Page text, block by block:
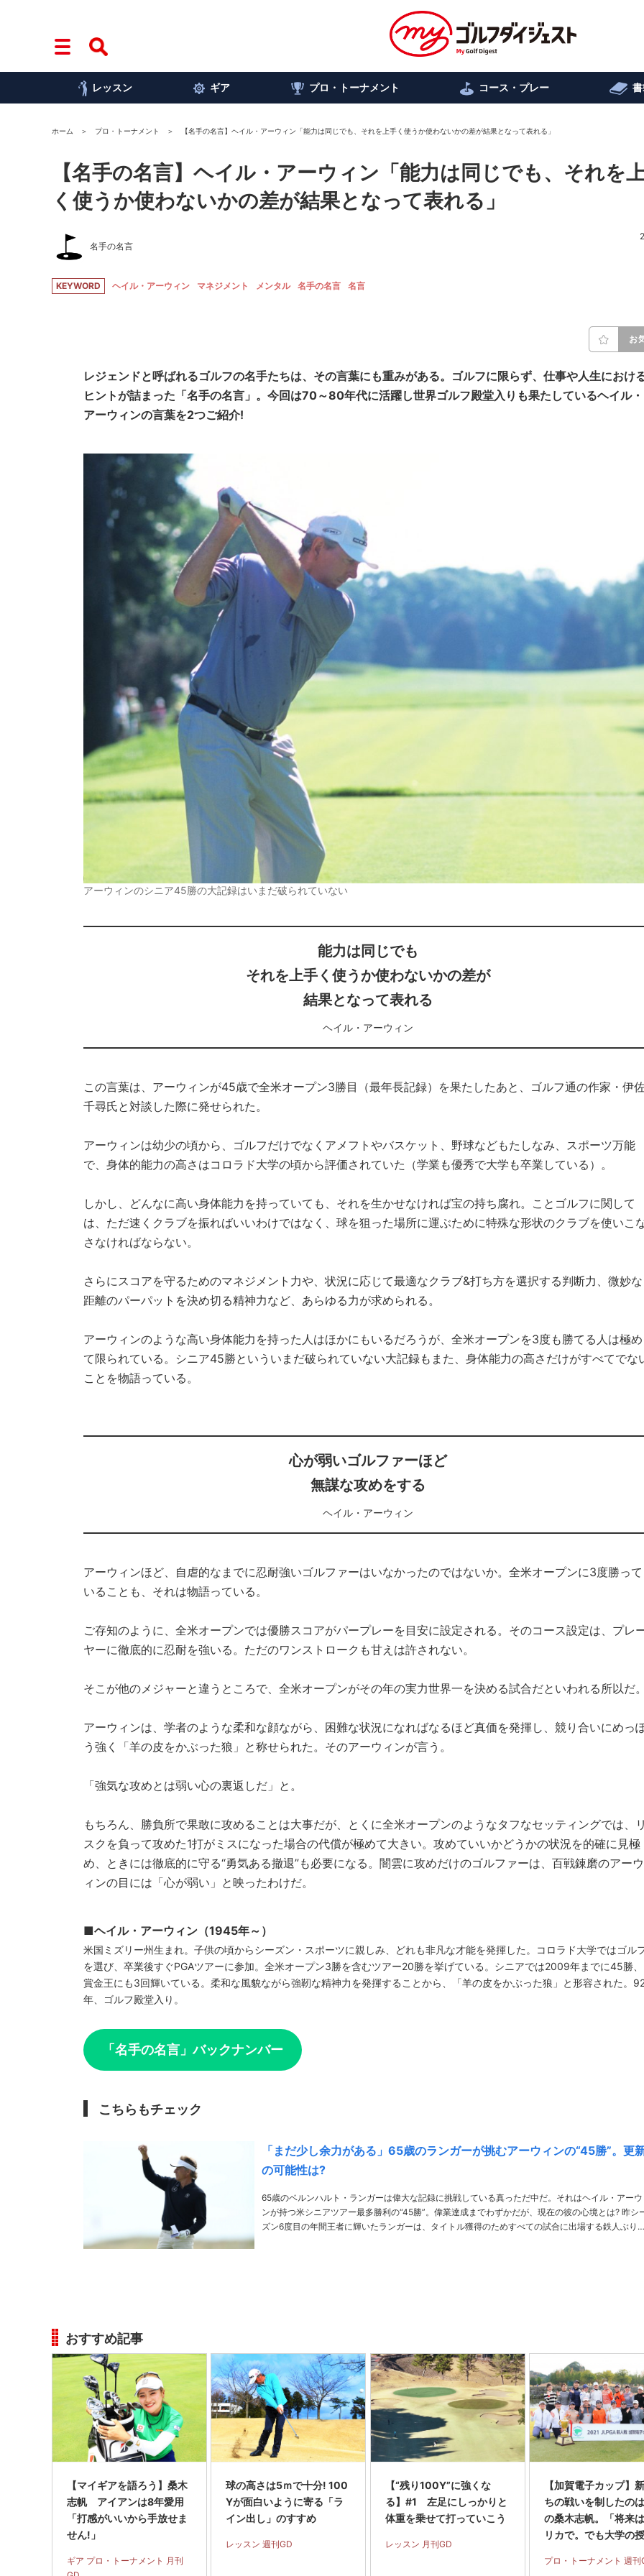
レッスン ギア プロ・トーナメント コース・プレー
ホーム プロ・トーナメント 【名手の名言】ヘイル・アーウィン「能力は同じでも、それを上手く使うか使わないかの差が結果となって表れる」
【名手の名言】ヘイル・アーウィン「能力は同じでも、それを
く使うか使わないかの差が結果となって表れる」
名手の名言
KEYWORD ヘイル・アーウィン マネジメント メンタル 名手の名言 名言
お
レジェンドと呼ばれるゴルフの名手たちは、その言葉にも重みがある。ゴルフに限らず、仕事や人生におけ
ヒントが詰まった「名手の名言」。今回は70～80年代に活躍し世界ゴルフ殿堂入りも果たしているヘイル・
アーウィンの言葉を2つご紹介!
アーウィンのシニア45勝の大記録はいまだ破られていない
能力は同じでも
それを上手く使うか使わないかの差が
結果となって表れる
ヘイル・アーウィン
この言葉は、アーウィンが45歳で全米オープン3勝目（最年長記録）を果たしたあと、ゴルフ通の作家・伊
千尋氏と対談した際に発せられた。
アーウィンは幼少の頃から、ゴルフだけでなくアメフトやバスケット、野球などもたしなみ、スポーツ万能
で、身体的能力の高さはコロラド大学の頃から評価されていた（学業も優秀で大学も卒業している）。
しかし、どんなに高い身体能力を持っていても、それを生かせなければ宝の持ち腐れ。ことゴルフに関して
は、ただ速くクラブを振ればいいわけではなく、球を狙った場所に運ぶために特殊な形状のクラブを使いこ
さなければならない。
さらにスコアを守るためのマネジメント力や、状況に応じて最適なクラブ&打ち方を選択する判断力、微妙な
距離のパーパットを決め切る精神力など、あらゆる力が求められる。
アーウィンのような高い身体能力を持った人はほかにもいるだろうが、全米オープンを3度も勝てる人は極め
て限られている。シニア45勝といういまだ破られていない大記録もまた、身体能力の高さだけがすべてでな
ことを物語っている。
心が弱いゴルファーほど
無謀な攻めをする
ヘイル・アーウィン
アーウィンほど、自虐的なまでに忍耐強いゴルファーはいなかったのではないか。全米オープンに3度勝って
いることも、それは物語っている。
ご存知のように、全米オープンでは優勝スコアがパープレーを目安に設定される。そのコース設定は、プレ
ヤーに徹底的に忍耐を強いる。ただのワンストロークも甘えは許されない。
そこが他のメジャーと違うところで、全米オープンがその年の実力世界一を決める試合だといわれる所以だ
アーウィンは、学者のような柔和な顔ながら、困難な状況になればなるほど真価を発揮し、競り合いにめっ
う強く「羊の皮をかぶった狼」と称せられた。そのアーウィンが言う。
「強気な攻めとは弱い心の裏返しだ」と。
もちろん、勝負所で果敢に攻めることは大事だが、とくに全米オープンのようなタフなセッティングでは、
スクを負って攻めた1打がミスになった場合の代償が極めて大きい。攻めていいかどうかの状況を的確に見極
め、ときには徹底的に守る“勇気ある撤退”も必要になる。闇雲に攻めだけのゴルファーは、百戦錬磨のアーウ
ィンの目には「心が弱い」と映ったわけだ。
■ヘイル・アーウィン（1945年～）
米国ミズリー州生まれ。子供の頃からシーズン・スポーツに親しみ、どれも非凡な才能を発揮した。コロラド大学ではゴル
を選び、卒業後すぐPGAツアーに参加。全米オープン3勝を含むツアー20勝を挙げている。シニアでは2009年までに45勝、
賞金王にも3回輝いている。柔和な風貌ながら強靭な精神力を発揮することから、「羊の皮をかぶった狼」と形容された。
年、ゴルフ殿堂入り。
「名手の名言」バックナンバー
こちらもチェック
「まだ少し余力がある」65歳のランガーが挑むアーウィンの“45勝”。更
の可能性は?
65歳のベルンハルト・ランガーは偉大な記録に挑戦している真っただ中だ。それはヘイル・アーウ
ンが持つ米シニアツアー最多勝利の“45勝”。偉業達成までわずかだが、現在の彼の心境とは? 昨シー
ズン6度目の年間王者に輝いたランガーは、タイトル獲得のためすべての試合に出場する鉄人ぶり
おすすめ記事
【マイギアを語ろう】桑木
志帆 アイアンは8年愛用
「打感がいいから手放せま
せん!」
ギア プロ・トーナメント 月刊
球の高さは5ｍで十分! 100
Yが面白いように寄る「ラ
イン出し」のすすめ
レッスン 週刊GD
【“残り100Y”に強くな
る】#1 左足にしっかりと
体重を乗せて打っていこう
レッスン 月刊GD
【加賀電子カップ】
ちの戦いを制したの
の桑木志帆。「将来
リカで。でも大学の
プロ・トーナメント 週刊